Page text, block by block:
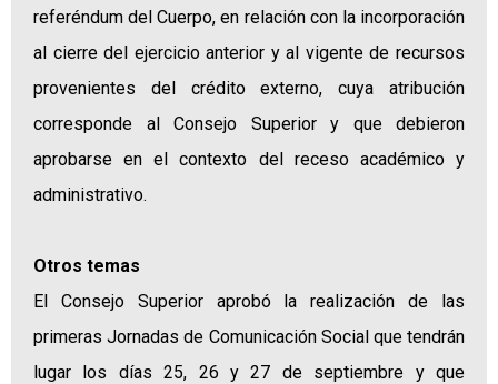
referéndum del Cuerpo, en relación con la incorporación
al cierre del ejercicio anterior y al vigente de recursos
provenientes del crédito externo, cuya atribución
corresponde al Consejo Superior y que debieron
aprobarse en el contexto del receso académico y
administrativo.
Otros temas
El Consejo Superior aprobó la realización de las
primeras Jornadas de Comunicación Social que tendrán
lugar los días 25, 26 y 27 de septiembre y que